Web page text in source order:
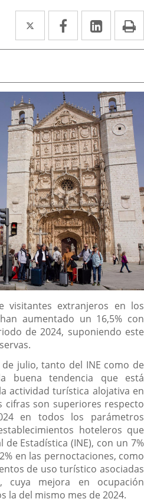
Twitter
Enlace
a
aplicación
externa.
Facebook
Enlace
a
aplicación
externa.
Enlace
a
visitantes extranjeros en los
aumentado un 16,5% con
de 2024, suponiendo este
julio, tanto del INE como de
la buena tendencia que está
actividad turística alojativa en
cifras son superiores respecto
en todos los parámetros
hoteleros que
Estadística (INE), con un 7%
en las pernoctaciones, como
de uso turístico asociadas
cuya mejora en ocupación
la del mismo mes de 2024.